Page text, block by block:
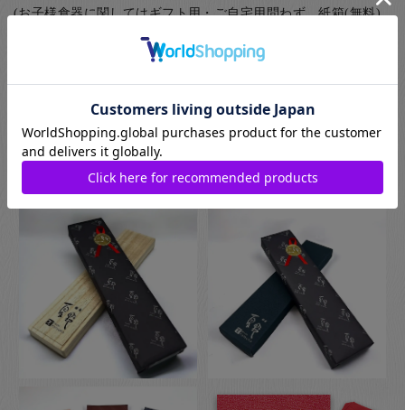
(お子様食器に関してはギフト用・ご自宅用問わず、紙箱(無料)
に入れてのお届けとなります(ギフト用はその上から包装紙にて
ラッピング)) お箸用の無料のラッピングは、箸袋に入れるタイ
お箸用のギフトボックスをご注文いただいた方は、￥440-(税別)
でさらに風呂敷でのラッピングもご指定いただけます。日本の
伝統的な贈り物のスタイルで、お箸のプレゼントにぴったりな